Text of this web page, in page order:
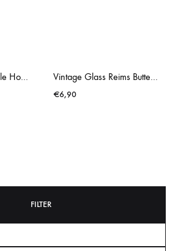
Crown Gouda Candle Holder Vintage Glass Reims Butter Dish
€6,90
FILTER